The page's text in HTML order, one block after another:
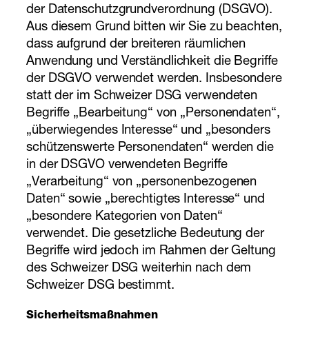
der Datenschutzgrundverordnung (DSGVO).
Aus diesem Grund bitten wir Sie zu beachten,
dass aufgrund der breiteren räumlichen
Anwendung und Verständlichkeit die Begriffe
der DSGVO verwendet werden. Insbesondere
statt der im Schweizer DSG verwendeten
Begriffe „Bearbeitung“ von „Personendaten“,
„überwiegendes Interesse“ und „besonders
schützenswerte Personendaten“ werden die
in der DSGVO verwendeten Begriffe
„Verarbeitung“ von „personenbezogenen
Daten“ sowie „berechtigtes Interesse“ und
„besondere Kategorien von Daten“
verwendet. Die gesetzliche Bedeutung der
Begriffe wird jedoch im Rahmen der Geltung
des Schweizer DSG weiterhin nach dem
Schweizer DSG bestimmt.
Sicherheitsmaßnahmen